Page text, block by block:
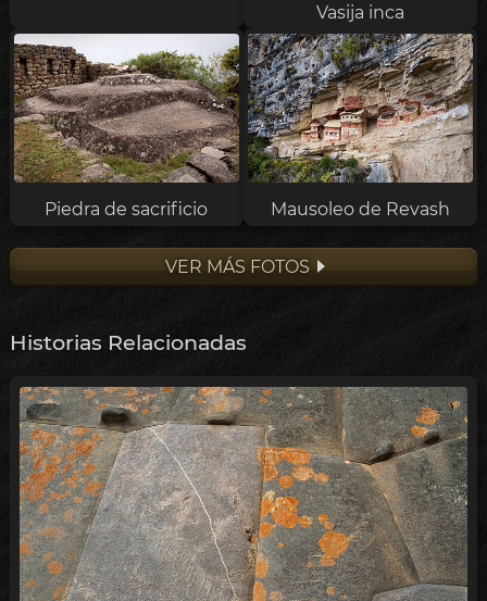
Vasija inca
Piedra de sacrificio Mausoleo de Revash
VER MÁS FOTOS
Historias Relacionadas